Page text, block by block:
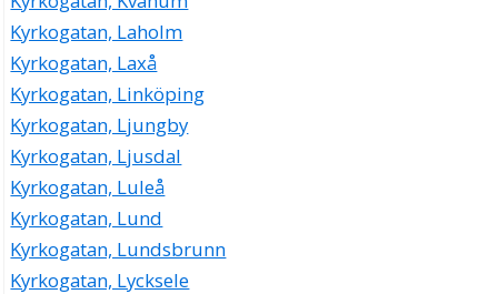
Kyrkogatan, Laholm
Kyrkogatan, Laxå
Kyrkogatan, Linköping
Kyrkogatan, Ljungby
Kyrkogatan, Ljusdal
Kyrkogatan, Luleå
Kyrkogatan, Lund
Kyrkogatan, Lundsbrunn
Kyrkogatan, Lycksele